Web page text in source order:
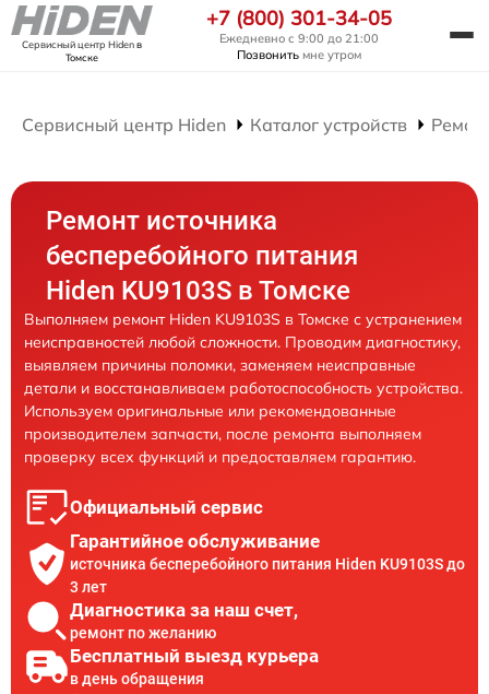
Сервисный центр Hidenв
Томске
+7 (800) 301-34-05
Ежедневно с 9:00 до 21:00
Позвонить мне утром
Сервисный центр Hiden Каталог устройств
Ремонт источника
бесперебойного питания
Hiden KU9103S в Томске
Выполняем ремонт Hiden KU9103S в Томске с устранением
неисправностей любой сложности. Проводим диагностику,
выявляем причины поломки, заменяем неисправные
детали и восстанавливаем работоспособность устройства.
Используем оригинальные или рекомендованные
производителем запчасти, после ремонта выполняем
проверку всех функций и предоставляем гарантию.
Официальный сервис
Гарантийное обслуживание
источника бесперебойного питания Hiden KU9103S до
3 лет
Диагностика за наш счет,
ремонт по желанию
Бесплатный выезд курьера
в день обращения